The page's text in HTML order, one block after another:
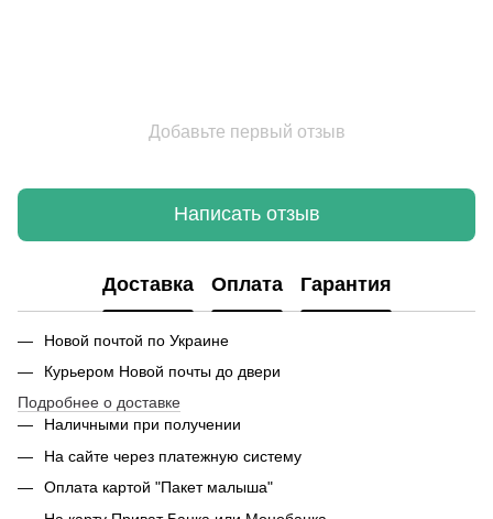
Добавьте первый отзыв
Написать отзыв
Доставка Оплата Гарантия
Новой почтой по Украине
Курьером Новой почты до двери
Подробнее о доставке
Наличными при получении
На сайте через платежную систему
Оплата картой "Пакет малыша"